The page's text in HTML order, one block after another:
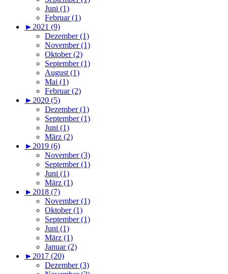
Juni (1)
Februar (1)
► 2021 (9)
Dezember (1)
November (1)
Oktober (2)
September (1)
August (1)
Mai (1)
Februar (2)
► 2020 (5)
Dezember (1)
September (1)
Juni (1)
März (2)
► 2019 (6)
November (3)
September (1)
Juni (1)
März (1)
► 2018 (7)
November (1)
Oktober (1)
September (1)
Juni (1)
März (1)
Januar (2)
► 2017 (20)
Dezember (3)